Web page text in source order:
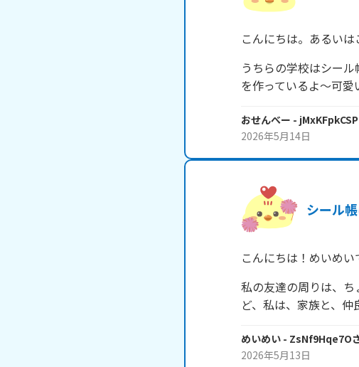
こんにちは。あるい
うちらの学校はシー
を作っているよ～可
おせんべー - jMxKFpkCSP
2026年5月14日
シール帳
こんにちは！めいめい
私の友達の周りは、
ど、私は、家族と、仲
めいめい - ZsNf9Hqe7O
2026年5月13日